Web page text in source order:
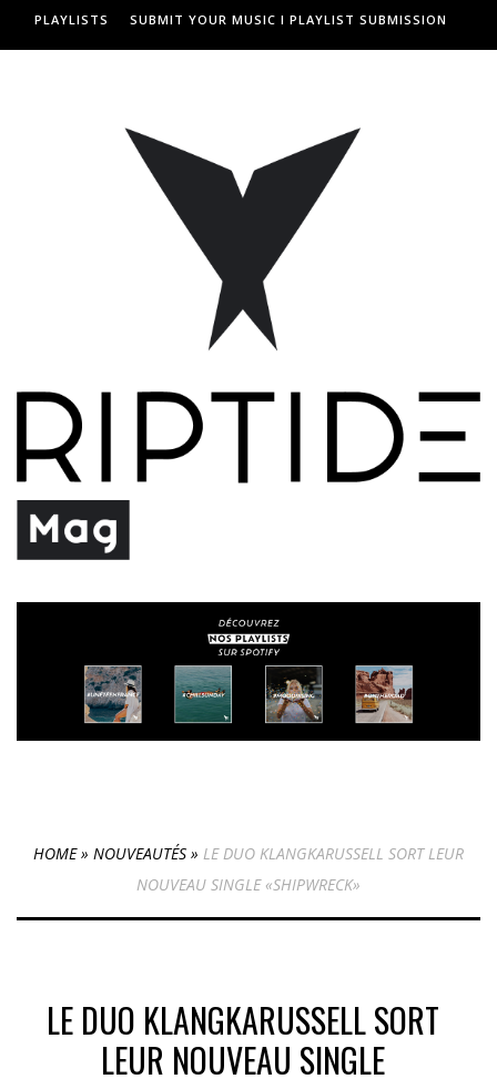
PLAYLISTS SUBMIT YOUR MUSIC I PLAYLIST SUBMISSION
HOME» NOUVEAUTÉS » LE DUO KLANGKARUSSELL SORT LEUR
NOUVEAU SINGLE «SHIPWRECK»
LE DUO KLANGKARUSSELL SORT
LEUR NOUVEAU SINGLE